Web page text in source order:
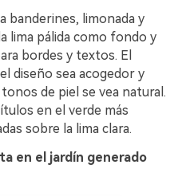
banderines, limonada y
lima pálida como fondo y
bordes y textos. El
diseño sea acogedor y
de piel se vea natural.
en el verde más
sobre la lima clara.
en el jardín generado